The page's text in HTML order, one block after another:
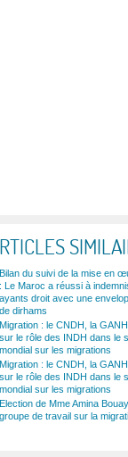
Bilan du suivi de la mise en
: Le Maroc a réussi à
ayants droit avec une
de dirhams
Migration : le CNDH, la
sur le rôle des INDH dans le
mondial sur les migrations
Migration : le CNDH, la
sur le rôle des INDH dans le
mondial sur les migrations
Election de Mme Amina
groupe de travail sur la